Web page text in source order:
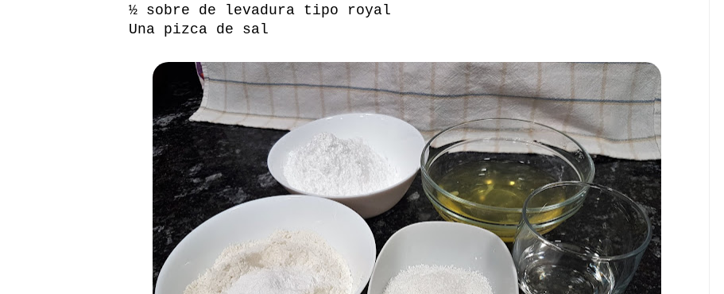
½ sobre de levadura tipo royal
Una pizca de sal